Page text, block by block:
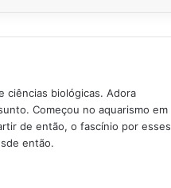
ciências biológicas. Adora
Começou no aquarismo em
de então, o fascínio por esses
então.